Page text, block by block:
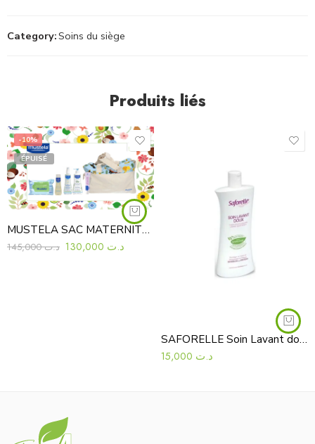
Category:Soins du siège
Produits liés
-10%
ÉPUISÉ
MUSTELA SAC MATERNITE NAISSANCE
د.ت145,000 د.ت
SAFORELLE Soin Lavant doux format voyage, 100 ml
د.ت